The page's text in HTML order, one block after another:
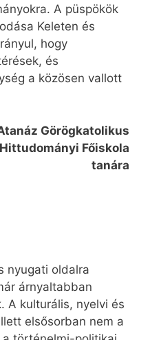
A püspökök
Keleten és
hogy
és
a közösen vallott
Görögkatolikus
Hittudományi Főiskola
tanára
nyugati oldalra
árnyaltabban
A kulturális, nyelvi és
elsősorban nem a